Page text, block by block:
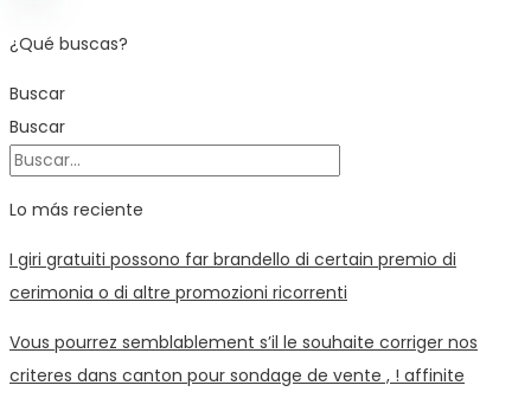
¿Qué buscas?
Buscar
Buscar
Lo más reciente
I giri gratuiti possono far brandello di certain premio di
cerimonia o di altre promozioni ricorrenti
Vous pourrez semblablement s’il le souhaite corriger nos
criteres dans canton pour sondage de vente , ! affinite